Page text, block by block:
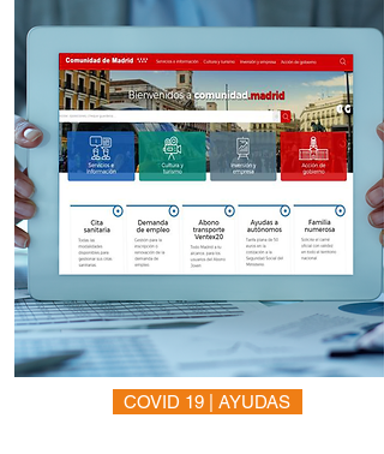
COVID 19 | AYUDAS